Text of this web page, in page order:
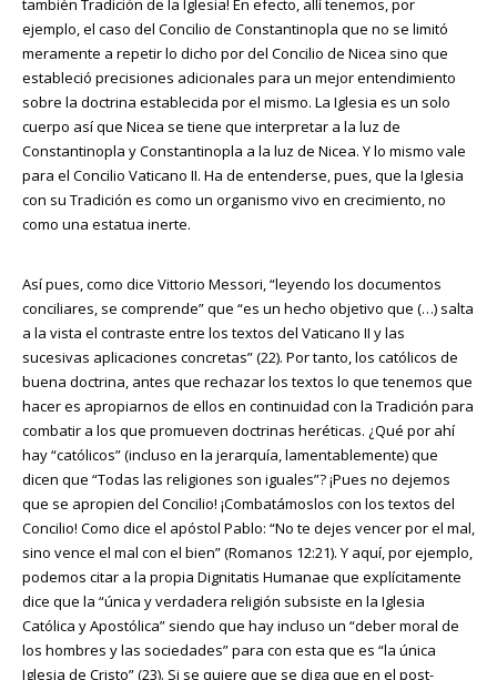
también Tradición de la Iglesia! En efecto, allí tenemos, por
ejemplo, el caso del Concilio de Constantinopla que no se limitó
meramente a repetir lo dicho por del Concilio de Nicea sino que
estableció precisiones adicionales para un mejor entendimiento
sobre la doctrina establecida por el mismo. La Iglesia es un solo
cuerpo así que Nicea se tiene que interpretar a la luz de
Constantinopla y Constantinopla a la luz de Nicea. Y lo mismo vale
para el Concilio Vaticano II. Ha de entenderse, pues, que la Iglesia
con su Tradición es como un organismo vivo en crecimiento, no
como una estatua inerte.
Así pues, como dice Vittorio Messori, “leyendo los documentos
conciliares, se comprende” que “es un hecho objetivo que (…) salta
a la vista el contraste entre los textos del Vaticano II y las
sucesivas aplicaciones concretas” (22). Por tanto, los católicos de
buena doctrina, antes que rechazar los textos lo que tenemos que
hacer es apropiarnos de ellos en continuidad con la Tradición para
combatir a los que promueven doctrinas heréticas. ¿Qué por ahí
hay “católicos” (incluso en la jerarquía, lamentablemente) que
dicen que “Todas las religiones son iguales”? ¡Pues no dejemos
que se apropien del Concilio! ¡Combatámoslos con los textos del
Concilio! Como dice el apóstol Pablo: “No te dejes vencer por el mal,
sino vence el mal con el bien” (Romanos 12:21). Y aquí, por ejemplo,
podemos citar a la propia Dignitatis Humanae que explícitamente
dice que la “única y verdadera religión subsiste en la Iglesia
Católica y Apostólica” siendo que hay incluso un “deber moral de
los hombres y las sociedades” para con esta que es “la única
Iglesia de Cristo” (23). Si se quiere que se diga que en el post-